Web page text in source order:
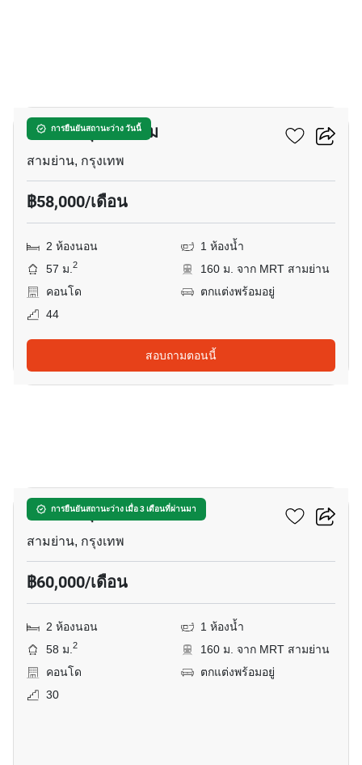
การยืนยันสถานะว่าง วันนี้
แอชตัน จุฬา - สีลม
สามย่าน, กรุงเทพ
฿58,000/เดือน
2 ห้องนอน
1 ห้องน้ำ
57 ม.2
160 ม. จาก MRT สามย่าน
คอนโด
ตกแต่งพร้อมอยู่
44
สอบถามตอนนี้
การยืนยันสถานะว่าง เมื่อ 3 เดือนที่ผ่านมา
แอชตัน จุฬา - สีลม
สามย่าน, กรุงเทพ
฿60,000/เดือน
2 ห้องนอน
1 ห้องน้ำ
58 ม.2
160 ม. จาก MRT สามย่าน
คอนโด
ตกแต่งพร้อมอยู่
30